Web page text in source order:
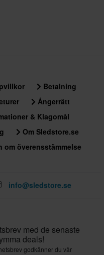
Betalning
Ångerrätt
& Klagomål
Om Sledstore.se
om överensstämmelse
info@sledstore.se
med de senaste
deals!
godkänner du vår